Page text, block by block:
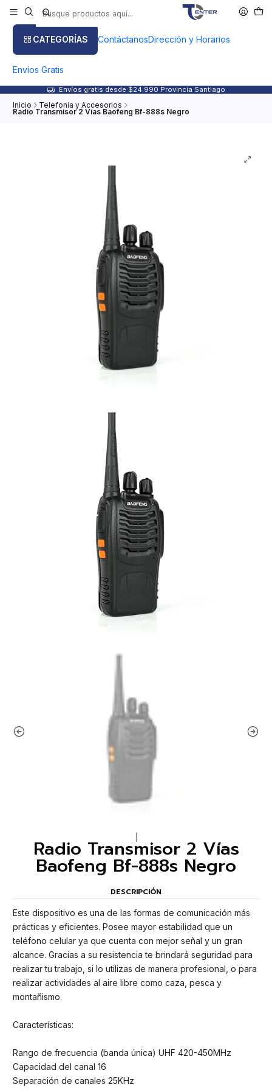
CATEGORÍAS ContáctanosDirección y Horarios
Envíos Gratis
Envíos gratis desde $24.990 Provincia Santiago
Inicio Telefonia y Accesorios
Radio Transmisor 2 Vías Baofeng Bf-888s Negro
Radio Transmisor 2 Vías
Baofeng Bf-888s Negro
DESCRIPCIÓN
Este dispositivo es una de las formas de comunicación más
prácticas y eficientes. Posee mayor estabilidad que un
teléfono celular ya que cuenta con mejor señal y un gran
alcance. Gracias a su resistencia te brindará seguridad para
realizar tu trabajo, si lo utilizas de manera profesional, o para
realizar actividades al aire libre como caza, pesca y
montañismo.
Características:
Rango de frecuencia (banda única) UHF 420-450MHz
Capacidad del canal 16
Separación de canales 25KHz